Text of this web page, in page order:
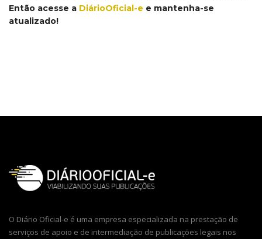
Então acesse a DiárioOficial-e e mantenha-se
atualizado!
O Diário Oficial-e é uma empresa especializada na prestação de
serviços de apoio e de intermediação de publicações legais nos